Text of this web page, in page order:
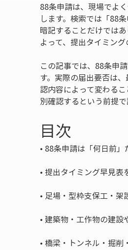
88条申請は、現場でよ
します。検索では「88
暗記することだけでは
よって、提出タイミング
この記事では、88条申
す。実際の届出要否は
認内容によって変わる
別確認するという前提で
目次
•
•
•
•
•